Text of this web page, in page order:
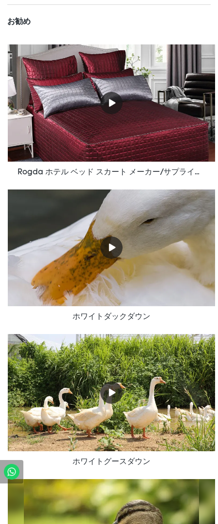
お勧め
Rogda ホテル ベッド スカート メーカー/サプライヤー Rd-Hf-006
ホワイトダックダウン
ホワイトグースダウン